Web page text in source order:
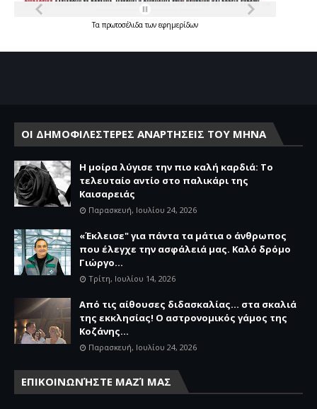
Τα πρωτοσέλιδατων εφημερίδων
ΟΙ ΔΗΜΟΦΙΛΕΣΤΕΡΕΣ ΑΝΑΡΤΗΣΕΙΣ ΤΟΥ ΜΗΝΑ
Η μοίρα λύγισε την πιο καλή καρδιά: Το
τελευταίο αντίο στο παλικάρι της
Καισαρειάς
Παρασκευή, Ιουλίου 24, 2026
«Έκλεισε" για πάντα τα μάτια ο άνθρωπος
που έλεγχε την ασφάλειά μας. Καλό δρόμο
Γιώργο...
Τρίτη, Ιουλίου 14, 2026
Από τις αίθουσες διδασκαλίας… στα σκαλιά
της εκκλησίας! Ο αστρονομικός γάμος της
Κοζάνης...
Παρασκευή, Ιουλίου 24, 2026
ΕΠΙΚΟΙΝΩΝΉΣΤΕ ΜΑΖΊ ΜΑΣ